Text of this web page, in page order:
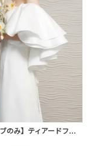
【スリーブのみ】ティアードフレアスリーブ〈PD-WDOR-201〉